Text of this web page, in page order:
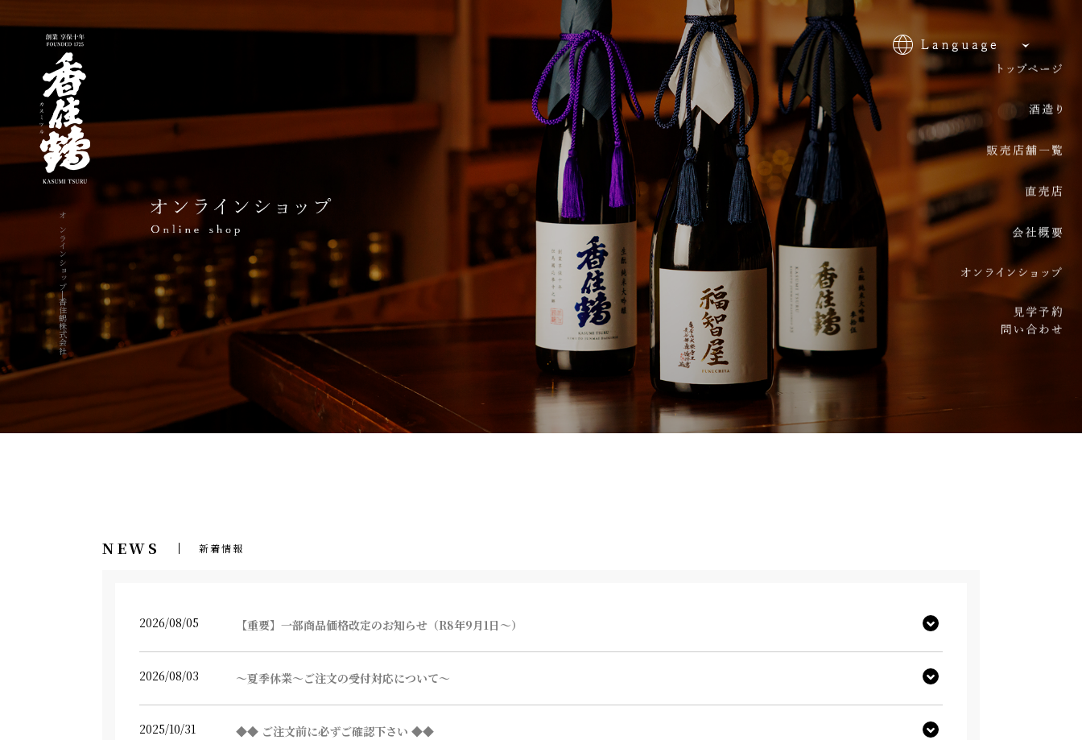
オンラインショップ|香住鶴株式会社
NEWS 新着情報
2026/08/05 【重要】一部商品価格改定のお知らせ（R8年9月1日～）
2026/08/03 ～夏季休業～ご注文の受付対応について～
2025/10/31 ◆◆ ご注文前に必ずご確認下さい ◆◆